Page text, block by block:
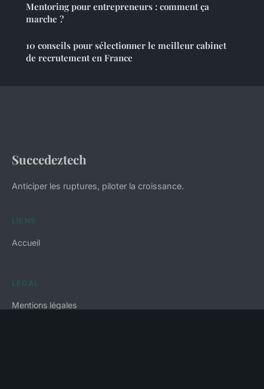
Mentoring pour entrepreneurs : comment ça
marche ?
10 conseils pour sélectionner le meilleur cabinet
de recrutement en France
Succedeztech
Anticiper les ruptures, piloter la croissance.
LIENS
Accueil
LÉGAL
Mentions légales